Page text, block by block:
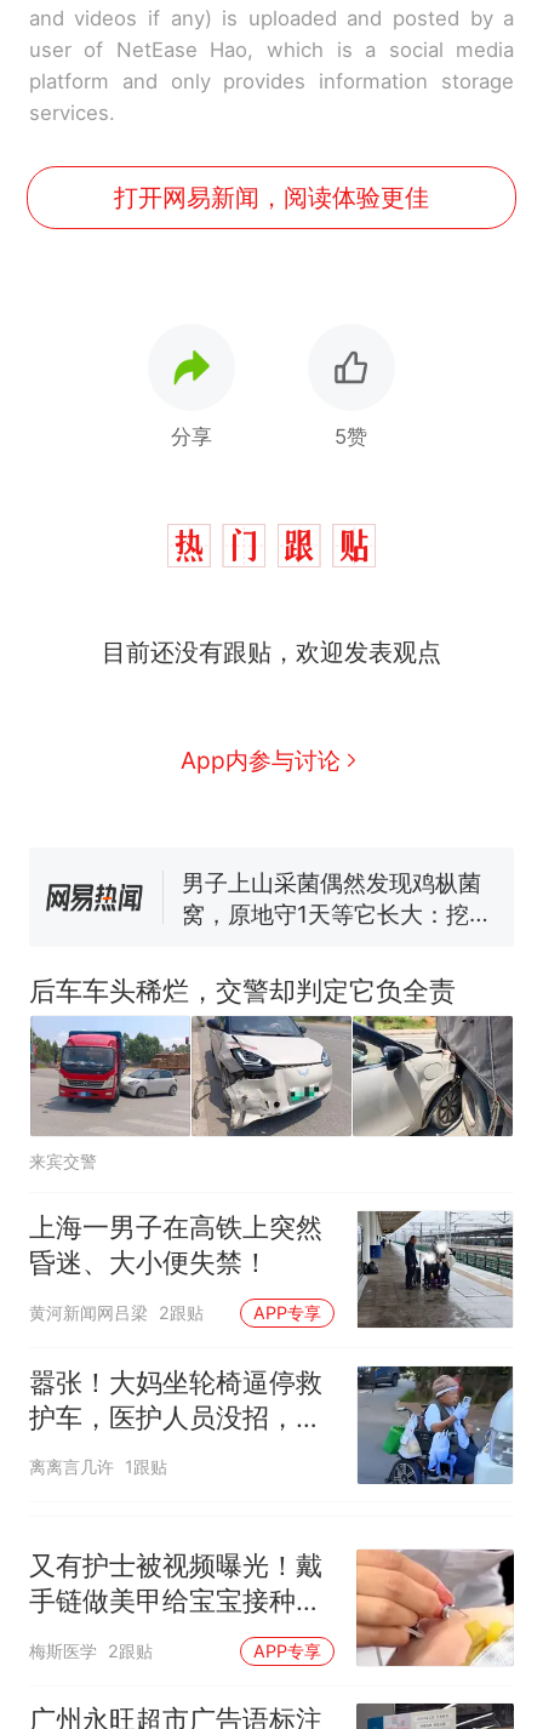
and videos if any) is uploaded and posted by a
user of NetEase Hao, which is a social media
platform and only provides information storage
services.
打开网易新闻，阅读体验更佳
分享 5赞
目前还没有跟贴，欢迎发表观点
App内参与讨论
人生
新 制裁瓜子饺子，美国怕什
么？
协会回应
男子上山采菌偶然发现鸡枞菌
窝，原地守1天等它长大：挖了
回大海 目击者直呼震惊 （视频
来源：参考消息）
笔试第一被第二名传话劝弃考
官方通报
热 那个在床头放菜刀的女孩，
因老师一句“跟我回家”改写了
人生
后车车头稀烂，交警却判定它负全责
来宾交警
上海一男子在高铁上突然
昏迷、大小便失禁！
黄河新闻网吕梁 2跟贴 APP专享
嚣张！大妈坐轮椅逼停救
护车，医护人员没招，当
地人：不是第一次
离离言几许 1跟贴
又有护士被视频曝光！戴
手链做美甲给宝宝接种疫
苗，停职停薪！
梅斯医学 2跟贴 APP专享
广州永旺超市广告语标注